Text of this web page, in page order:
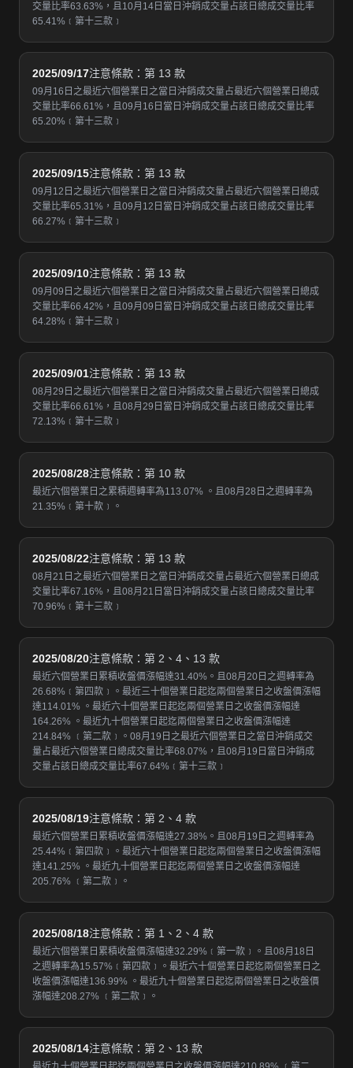
交量比率63.63%，且10月14日當日沖銷成交量占該日總成交量比率
65.41%﹝第十三款﹞
2025/09/17注意條款：第 13 款
09月16日之最近六個營業日之當日沖銷成交量占最近六個營業日總成
交量比率66.61%，且09月16日當日沖銷成交量占該日總成交量比率
65.20%﹝第十三款﹞
2025/09/15注意條款：第 13 款
09月12日之最近六個營業日之當日沖銷成交量占最近六個營業日總成
交量比率65.31%，且09月12日當日沖銷成交量占該日總成交量比率
66.27%﹝第十三款﹞
2025/09/10注意條款：第 13 款
09月09日之最近六個營業日之當日沖銷成交量占最近六個營業日總成
交量比率66.42%，且09月09日當日沖銷成交量占該日總成交量比率
64.28%﹝第十三款﹞
2025/09/01注意條款：第 13 款
08月29日之最近六個營業日之當日沖銷成交量占最近六個營業日總成
交量比率66.61%，且08月29日當日沖銷成交量占該日總成交量比率
72.13%﹝第十三款﹞
2025/08/28注意條款：第 10 款
最近六個營業日之累積週轉率為113.07% 。且08月28日之週轉率為
21.35%﹝第十款﹞。
2025/08/22注意條款：第 13 款
08月21日之最近六個營業日之當日沖銷成交量占最近六個營業日總成
交量比率67.16%，且08月21日當日沖銷成交量占該日總成交量比率
70.96%﹝第十三款﹞
2025/08/20注意條款：第 2、4、13 款
最近六個營業日累積收盤價漲幅達31.40%。且08月20日之週轉率為
26.68%﹝第四款﹞。最近三十個營業日起迄兩個營業日之收盤價漲幅
達114.01% 。最近六十個營業日起迄兩個營業日之收盤價漲幅達
164.26% 。最近九十個營業日起迄兩個營業日之收盤價漲幅達
214.84% ﹝第二款﹞。08月19日之最近六個營業日之當日沖銷成交
量占最近六個營業日總成交量比率68.07%，且08月19日當日沖銷成
交量占該日總成交量比率67.64%﹝第十三款﹞
2025/08/19注意條款：第 2、4 款
最近六個營業日累積收盤價漲幅達27.38%。且08月19日之週轉率為
25.44%﹝第四款﹞。最近六十個營業日起迄兩個營業日之收盤價漲幅
達141.25% 。最近九十個營業日起迄兩個營業日之收盤價漲幅達
205.76% ﹝第二款﹞。
2025/08/18注意條款：第 1、2、4 款
最近六個營業日累積收盤價漲幅達32.29%﹝第一款﹞。且08月18日
之週轉率為15.57%﹝第四款﹞。最近六十個營業日起迄兩個營業日之
收盤價漲幅達136.99% 。最近九十個營業日起迄兩個營業日之收盤價
漲幅達208.27% ﹝第二款﹞。
2025/08/14注意條款：第 2、13 款